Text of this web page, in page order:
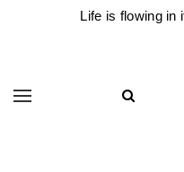
Life is flowing in